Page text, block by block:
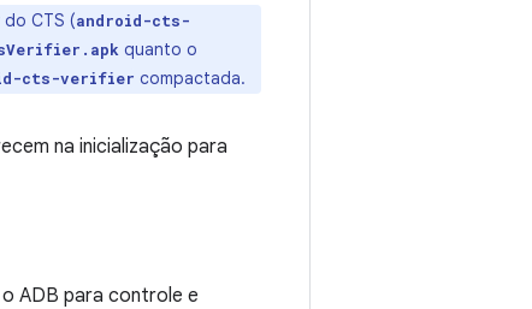
CTS (android-cts-
quanto o
cts-verifier compactada.
na inicialização para
ADB para controle e